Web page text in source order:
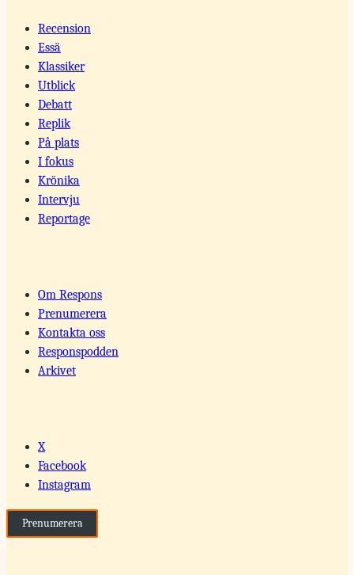
Recension
Essä
Klassiker
Utblick
Debatt
Replik
På plats
I fokus
Krönika
Intervju
Reportage
Om Respons
Prenumerera
Kontakta oss
Responspodden
Arkivet
X
Facebook
Instagram
Prenumerera